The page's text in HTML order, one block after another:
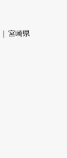
宮崎県